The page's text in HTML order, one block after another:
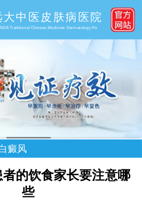
中医皮肤病医院
Traditional Chinese Medicine Dermatology Ho
癜风
的饮食家长要注意哪
些